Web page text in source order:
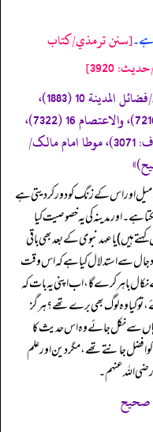
ہے۔[سنن ترمذي/كتاب
3920]
«صحیح البخاری/فضائل المدینة 10 (1883)،
والأحکام 45 (7209)، و47 (7211)، و50 (7216)، والاعتصام 16 (7322)،
صحیح مسلم/الحج 88 (1383) (تحفة الأشراف: 3071)، موطا امام مالک/
اور اس کے زنگ کو دور کر دیتی ہے
ہے۔ اور مدینہ کی یہ خصوصیت کیا
یا عہد نبوی کے بعد بھی باقی
سے استدلال کیا ہے کہ اس وقت
باہر کرے گا، اب اپنی یہ بات کہ
تو کیا وہ لوگ بھی برے تھے؟ ہرگز
سے نکل جائے وہ اس حدیث کا
افضل جانتے تھے، مگر دین اور علم
الله عنہم۔
صحيح